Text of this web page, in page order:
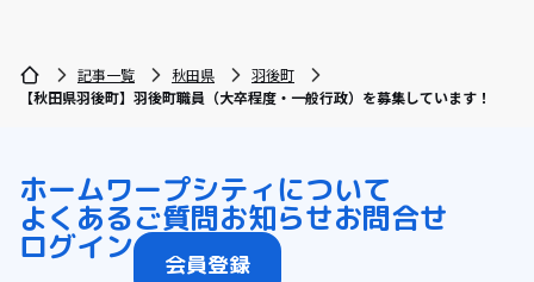
記事一覧 秋田県
羽後町
【秋田県羽後町】羽後町職員（大卒程度・一般行政）を募集しています！
ホームワープシティについて
よくあるご質問お知らせお問合せ
ログイン 会員登録